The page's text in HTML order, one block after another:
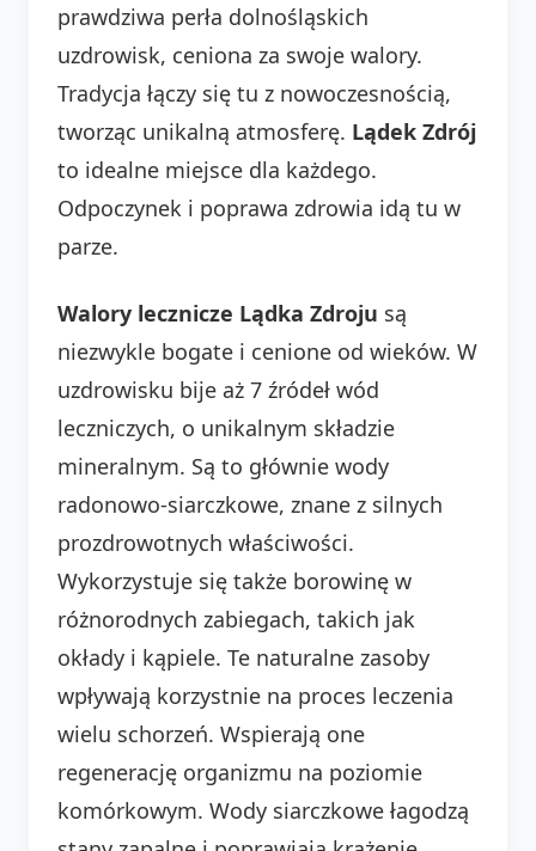
prawdziwa perła dolnośląskich
uzdrowisk, ceniona za swoje walory.
Tradycja łączy się tu z nowoczesnością,
tworząc unikalną atmosferę. Lądek Zdrój
to idealne miejsce dla każdego.
Odpoczynek i poprawa zdrowia idą tu w
parze.
Walory lecznicze Lądka Zdroju są
niezwykle bogate i cenione od wieków. W
uzdrowisku bije aż 7 źródeł wód
leczniczych, o unikalnym składzie
mineralnym. Są to głównie wody
radonowo-siarczkowe, znane z silnych
prozdrowotnych właściwości.
Wykorzystuje się także borowinę w
różnorodnych zabiegach, takich jak
okłady i kąpiele. Te naturalne zasoby
wpływają korzystnie na proces leczenia
wielu schorzeń. Wspierają one
regenerację organizmu na poziomie
komórkowym. Wody siarczkowe łagodzą